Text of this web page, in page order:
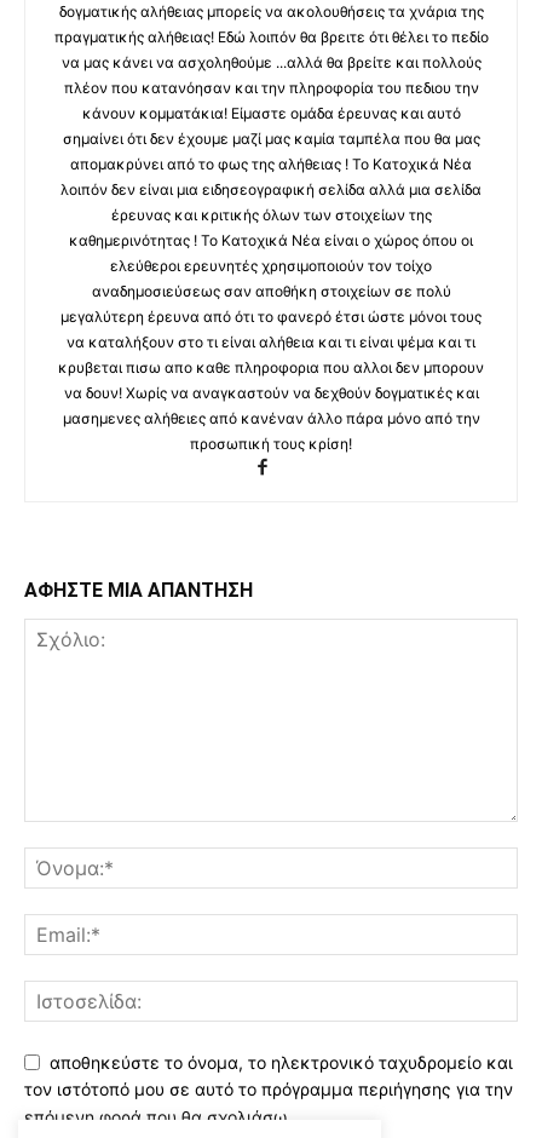
δογματικής αλήθειας μπορείς να ακολουθήσεις τα χνάρια της
πραγματικής αλήθειας! Εδώ λοιπόν θα βρειτε ότι θέλει το πεδίο
να μας κάνει να ασχοληθούμε ...αλλά θα βρείτε και πολλούς
πλέον που κατανόησαν και την πληροφορία του πεδιου την
κάνουν κομματάκια! Είμαστε ομάδα έρευνας και αυτό
σημαίνει ότι δεν έχουμε μαζί μας καμία ταμπέλα που θα μας
απομακρύνει από το φως της αλήθειας ! Το Κατοχικά Νέα
λοιπόν δεν είναι μια ειδησεογραφική σελίδα αλλά μια σελίδα
έρευνας και κριτικής όλων των στοιχείων της
καθημερινότητας ! Το Κατοχικά Νέα είναι ο χώρος όπου οι
ελεύθεροι ερευνητές χρησιμοποιούν τον τοίχο
αναδημοσιεύσεως σαν αποθήκη στοιχείων σε πολύ
μεγαλύτερη έρευνα από ότι το φανερό έτσι ώστε μόνοι τους
να καταλήξουν στο τι είναι αλήθεια και τι είναι ψέμα και τι
κρυβεται πισω απο καθε πληροφορια που αλλοι δεν μπορουν
να δουν! Χωρίς να αναγκαστούν να δεχθούν δογματικές και
μασημενες αλήθειες από κανέναν άλλο πάρα μόνο από την
προσωπική τους κρίση!
ΑΦΗΣΤΕ ΜΙΑ ΑΠΑΝΤΗΣΗ
αποθηκεύστε το όνομα, το ηλεκτρονικό ταχυδρομείο και
τον ιστότοπό μου σε αυτό το πρόγραμμα περιήγησης για την
επόμενη φορά που θα σχολιάσω.